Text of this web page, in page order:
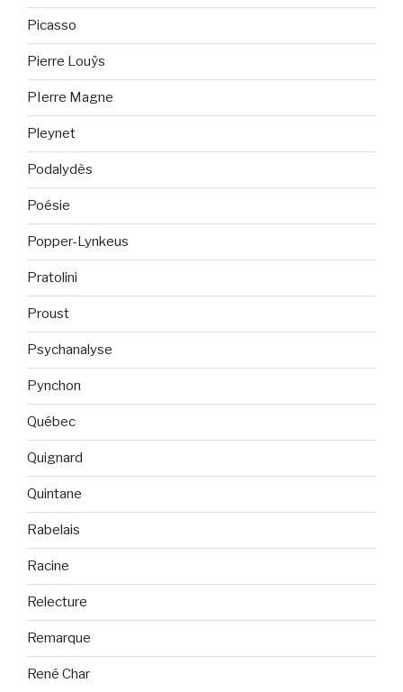
Picasso
Pierre Louÿs
PIerre Magne
Pleynet
Podalydès
Poésie
Popper-Lynkeus
Pratolini
Proust
Psychanalyse
Pynchon
Québec
Quignard
Quintane
Rabelais
Racine
Relecture
Remarque
René Char